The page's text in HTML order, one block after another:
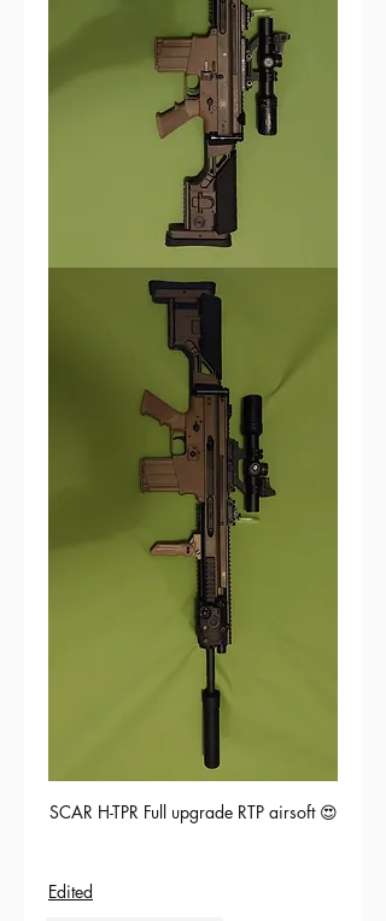
SCAR H-TPR Full upgrade RTP airsoft 😍
Edited